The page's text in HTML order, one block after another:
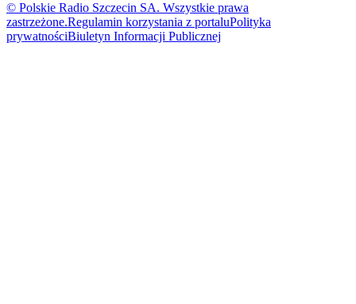
© Polskie Radio Szczecin SA. Wszystkie prawa
zastrzeżone.Regulamin korzystania z portaluPolityka
prywatnościBiuletyn Informacji Publicznej